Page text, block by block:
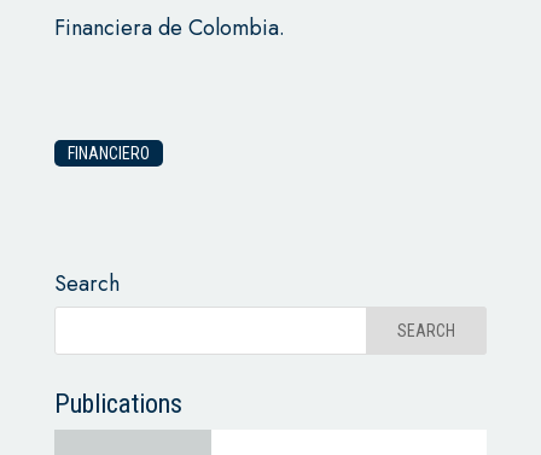
Financiera de Colombia.
FINANCIERO
Search
Publications